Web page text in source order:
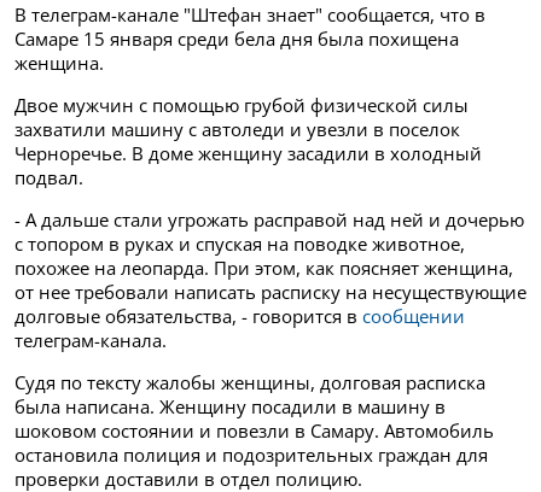
В телеграм-канале "Штефан знает" сообщается, что в
Самаре 15 января среди бела дня была похищена
женщина.
Двое мужчин с помощью грубой физической силы
захватили машину с автоледи и увезли в поселок
Черноречье. В доме женщину засадили в холодный
подвал.
- А дальше стали угрожать расправой над ней и дочерью
с топором в руках и спуская на поводке животное,
похожее на леопарда. При этом, как поясняет женщина,
от нее требовали написать расписку на несуществующие
долговые обязательства, - говорится в сообщении
телеграм-канала.
Судя по тексту жалобы женщины, долговая расписка
была написана. Женщину посадили в машину в
шоковом состоянии и повезли в Самару. Автомобиль
остановила полиция и подозрительных граждан для
проверки доставили в отдел полицию.